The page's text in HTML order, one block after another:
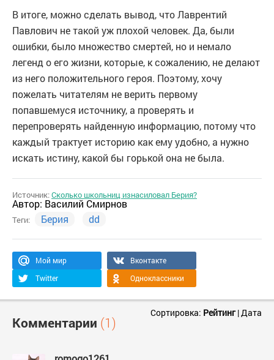
В итоге, можно сделать вывод, что Лаврентий
Павлович не такой уж плохой человек. Да, были
ошибки, было множество смертей, но и немало
легенд о его жизни, которые, к сожалению, не делают
из него положительного героя. Поэтому, хочу
пожелать читателям не верить первому
попавшемуся источнику, а проверять и
перепроверять найденную информацию, потому что
каждый трактует историю как ему удобно, а нужно
искать истину, какой бы горькой она не была.
Источник:Сколько школьниц изнасиловал Берия?
Автор: Василий Смирнов
Теги: Берия dd
Мой мир
Вконтакте
Twitter
Одноклассники
Комментарии (1)
Сортировка: Рейтинг|Дата